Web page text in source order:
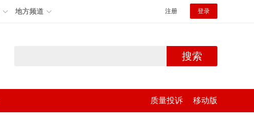
地方频道 注册 登录
搜索
质量投诉 移动版